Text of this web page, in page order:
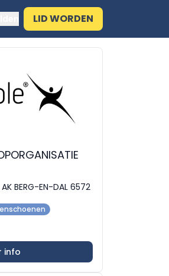
LID WORDEN
AK BERG-EN-DAL 6572
info